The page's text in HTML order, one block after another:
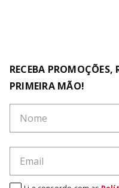
RECEBA PROMOÇÕES,
PRIMEIRA MÃO!